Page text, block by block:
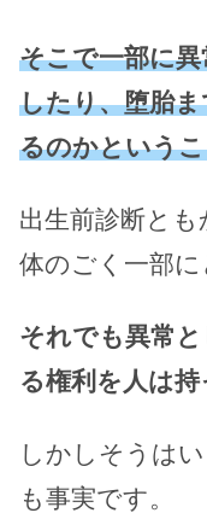
そこで一部に
したり、堕胎
るのかという
出生前診断と
体のごく一部に
それでも異常
る権利を人は
しかしそうは
も事実です。